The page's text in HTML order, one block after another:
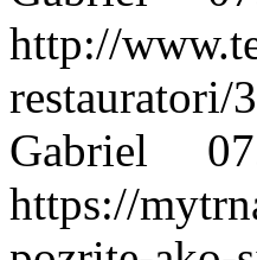
http://
restauratori/
Gabriel
https://